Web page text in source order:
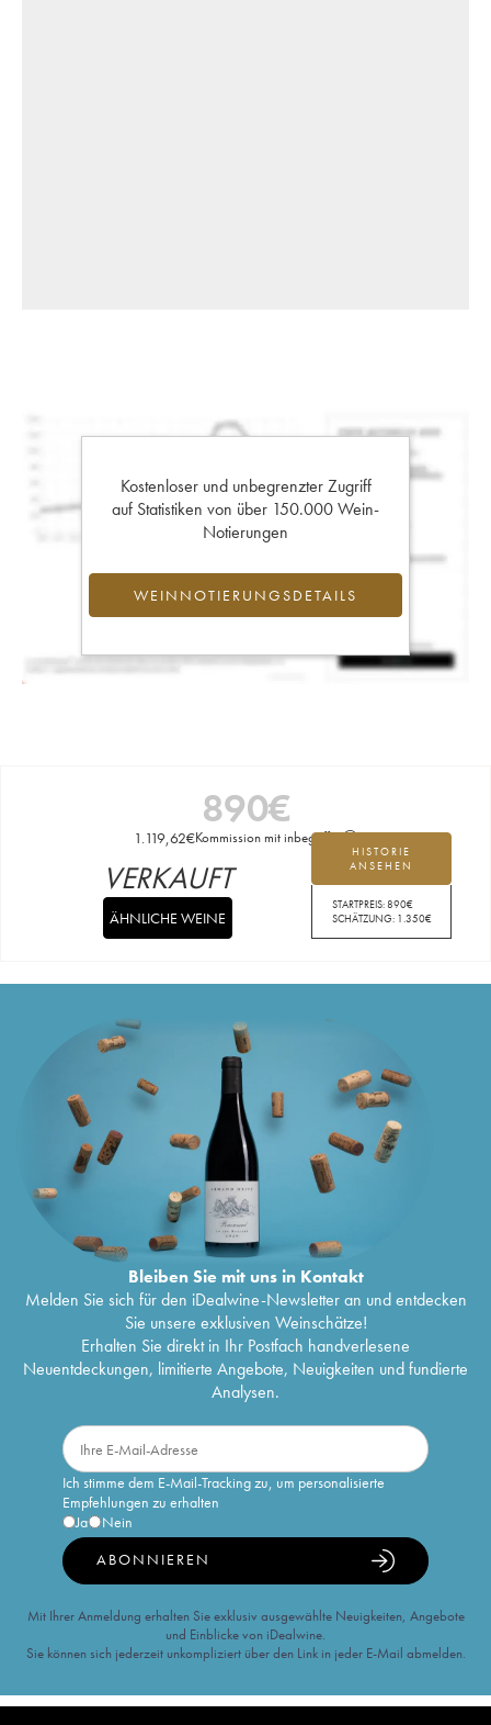
Kostenloser und unbegrenzter Zugriff
auf Statistiken von über 150.000 Wein-
Notierungen
WEINNOTIERUNGSDETAILS
890€
1.119,62€Kommission mit inbegriffen
HISTORIE
ANSEHEN
STARTPREIS:890€
SCHÄTZUNG: 1.350€
VERKAUFT
ÄHNLICHE WEINE
Bleiben Sie mit uns in Kontakt
Melden Sie sich für den iDealwine-Newsletter an und entdecken
Sie unsere exklusiven Weinschätze!
Erhalten Sie direkt in Ihr Postfach handverlesene
Neuentdeckungen, limitierte Angebote, Neuigkeiten und fundierte
Analysen.
Ich stimme dem E-Mail-Tracking zu, um personalisierte
Empfehlungen zu erhalten
Ja
Nein
ABONNIEREN
Mit Ihrer Anmeldung erhalten Sie exklusiv ausgewählte Neuigkeiten, Angebote
und Einblicke von iDealwine.
Sie können sich jederzeit unkompliziert über den Link in jeder E-Mail abmelden.